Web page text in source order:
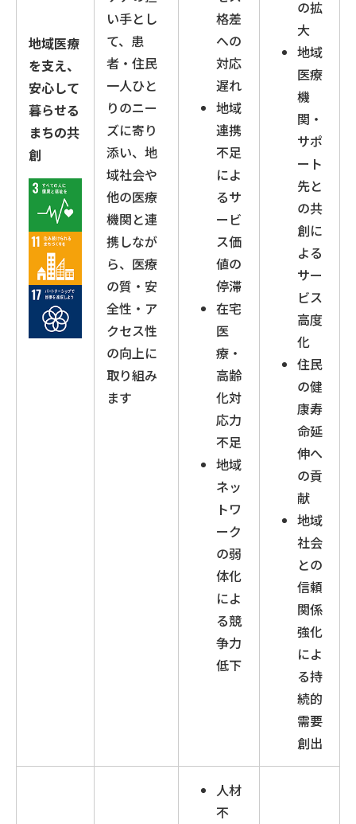
地域医療
を支え、
安心して
暮らせる
まちの共
創
い手とし
て、患
者・住民
一人ひと
りのニー
ズに寄り
添い、地
域社会や
他の医療
機関と連
携しなが
ら、医療
の質・安
全性・ア
クセス性
の向上に
取り組み
ます
格差
への
対応
遅れ
地域
連携
不足
によ
るサ
ービ
ス価
値の
停滞
在宅
医
療・
高齢
化対
応力
不足
地域
ネッ
トワ
ーク
の弱
体化
によ
る競
争力
低下
の拡
大
地域
医療
機
関・
サポ
ート
先と
の共
創に
よる
サー
ビス
高度
化
住民
の健
康寿
命延
伸へ
の貢
献
地域
社会
との
信頼
関係
強化
によ
る持
続的
需要
創出
人材
不